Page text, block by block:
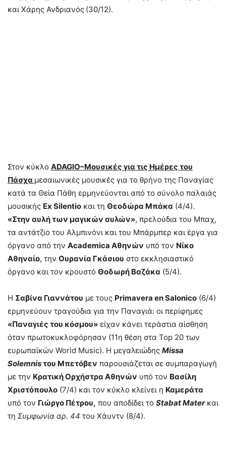
και Χάρης Ανδριανός (30/12).
Στον κύκλο ADAGIO–Μουσικές για τις Ημέρες του
Πάσχα μεσαιωνικές μουσικές για το θρήνο της Παναγίας
κατά τα Θεία Πάθη ερμηνεύονται από το σύνολο παλαιάς
μουσικής Ex Silentio και τη Θεοδώρα Μπάκα (4/4).
«Στην αυλή των μαγικών αυλών», πρελούδια του Μπαχ,
τα αντάτζιο του Αλμπινόνι και του Μπάρμπερ και έργα για
όργανο από την Academica Αθηνών υπό τον Νίκο
Αθηναίο, την Ουρανία Γκάσιου στο εκκλησιαστικό
όργανο και τον κρουστό Θοδωρή Βαζάκα (5/4).
Η Σαβίνα Γιαννάτου με τους Primavera enSalonico (6/4)
ερμηνεύουν τραγούδια για την Παναγιά: οι περίφημες
«Παναγιές του κόσμου» είχαν κάνει τεράστια αίσθηση
όταν πρωτοκυκλοφόρησαν (11η θέση στα Top 20 των
ευρωπαϊκών World Music). Η μεγαλειώδης Missa
Solemnisτου Μπετόβεν παρουσιάζεται σε συμπαραγωγή
με την Κρατική Ορχήστρα Αθηνών υπό τον Βασίλη
Χριστόπουλο (7/4) και τον κύκλο κλείνει η Καμεράτα
υπό τον Γιώργο Πέτρου, που αποδίδει το StabatΜaterκαι
τη Συμφωνία αρ. 44 του Χάυντν (8/4).